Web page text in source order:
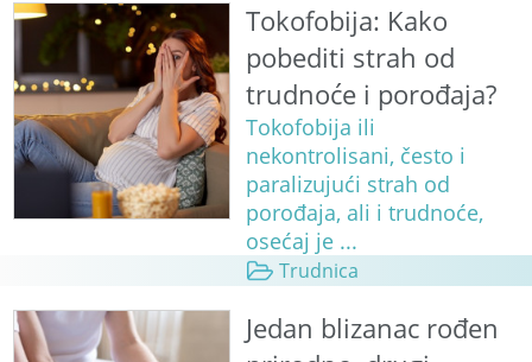
Tokofobija: Kako
pobediti strah od
trudnoće i porođaja?
Tokofobija ili
nekontrolisani, često i
paralizujući strah od
porođaja, ali i trudnoće,
osećaj je ...
Trudnica
Jedan blizanac rođen